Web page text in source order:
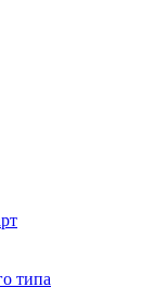
типа